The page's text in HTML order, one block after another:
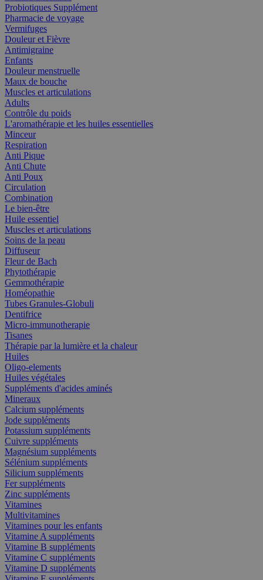
Probiotiques Supplément
Pharmacie de voyage
Vermifuges
Douleur et Fièvre
Antimigraine
Enfants
Douleur menstruelle
Maux de bouche
Muscles et articulations
Adults
Contrôle du poids
L'aromathérapie et les huiles essentielles
Minceur
Respiration
Anti Pique
Anti Chute
Anti Poux
Circulation
Combination
Le bien-être
Huile essentiel
Muscles et articulations
Soins de la peau
Diffuseur
Fleur de Bach
Phytothérapie
Gemmothérapie
Homéopathie
Tubes Granules-Globuli
Dentifrice
Micro-immunotherapie
Tisanes
Thérapie par la lumière et la chaleur
Huiles
Oligo-elements
Huiles végétales
Suppléments d'acides aminés
Mineraux
Calcium suppléments
Jode suppléments
Potassium suppléments
Cuivre suppléments
Magnésium suppléments
Sélénium suppléments
Silicium suppléments
Fer suppléments
Zinc suppléments
Vitamines
Multivitamines
Vitamines pour les enfants
Vitamine A suppléments
Vitamine B suppléments
Vitamine C suppléments
Vitamine D suppléments